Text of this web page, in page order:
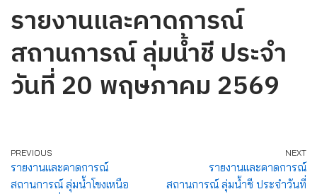
รายงานและคาดการณ์
สถานการณ์ ลุ่มน้ำชี ประจำ
วันที่ 20 พฤษภาคม 2569
PREVIOUS
รายงานและคาดการณ์
สถานการณ์ ลุ่มน้ำโขงเหนือ
NEXT
รายงานและคาดการณ์
สถานการณ์ ลุ่มน้ำชี ประจำวันที่